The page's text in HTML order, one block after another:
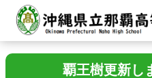
覇王樹更新し